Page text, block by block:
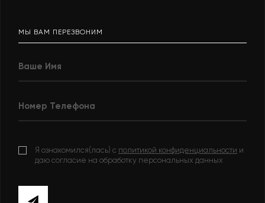
МЫ ВАМ ПЕРЕЗВОНИМ
Я ознакомился(лась) с политикой конфиденциальности и
даю согласие на обработку персональных данных